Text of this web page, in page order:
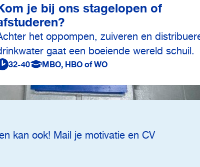
je bij ons stagelopen of
het oppompen, zuiveren en
gaat een boeiende wereld schuil.
32-40 MBO, HBO of WO
kan ook! Mail je motivatie en CV